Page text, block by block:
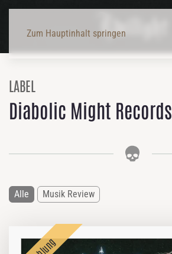
Zum Hauptinhalt springen
LABEL
Diabolic Might Records
Alle Musik Review